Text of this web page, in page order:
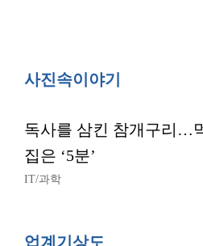
사진속이야기
독사를 삼킨 참개구리…
집은 ‘5분’
IT/과학
업계기상도